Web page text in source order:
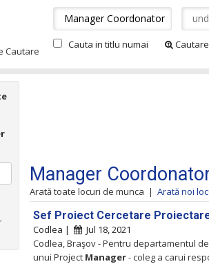
Cautare
Cauta in titlu numai
Manager
Arată toate locuri de munca | Arată noi
Sef Proiect Cercetare
Codlea |
Jul 18, 2021
Codlea, Braşov - Pentru departamentul
unui Project Manager- coleg a carui